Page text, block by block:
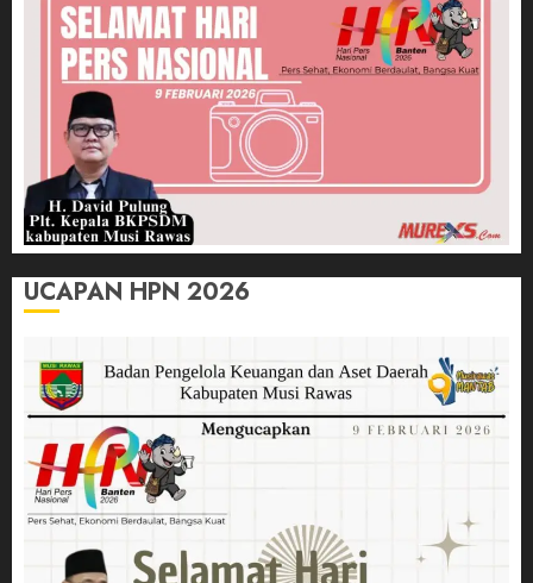
UCAPAN HPN 2026